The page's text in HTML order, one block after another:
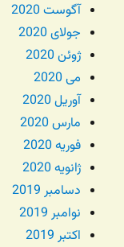
آگوست 2020
جولای 2020
ژوئن 2020
می 2020
آوریل 2020
مارس 2020
فوریه 2020
ژانویه 2020
دسامبر 2019
نوامبر 2019
اکتبر 2019